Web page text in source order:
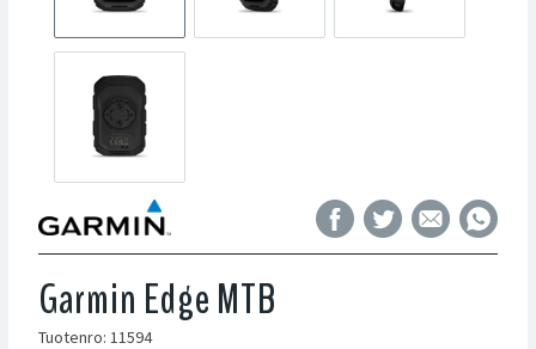
Garmin Edge MTB
Tuotenro: 11594